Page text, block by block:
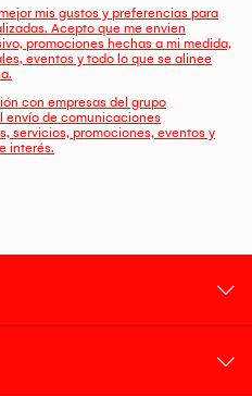
mis gustos y preferencias para
Acepto que me envien
promociones hechas a mi medida,
eventos y todo lo que se alinee
con empresas del grupo
envío de comunicaciones
servicios, promociones, eventos y
interés.